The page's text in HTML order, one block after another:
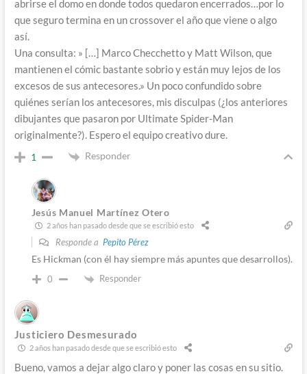
abrirse el domo en donde todos quedaron encerrados…por lo
que seguro termina en un crossover el año que viene o algo
así.
Una consulta: » […] Marco Checchetto y Matt Wilson, que
mantienen el cómic bastante sobrio y están muy lejos de los
excesos de sus antecesores.» Un poco confundido sobre
quiénes serían los antecesores, mis disculpas (¿los anteriores
dibujantes que pasaron por Ultimate Spider-Man
originalmente?). Espero el equipo creativo dure.
1 Responder
Jesús Manuel Martínez Otero
2 años han pasado desde que se escribió esto
Responde a Pepito Pérez
Es Hickman (con él hay siempre más apuntes que desarrollos).
0 Responder
Justiciero Desmesurado
2 años han pasado desde que se escribió esto
Bueno, vamos a dejar algo claro y poner las cosas en su sitio.